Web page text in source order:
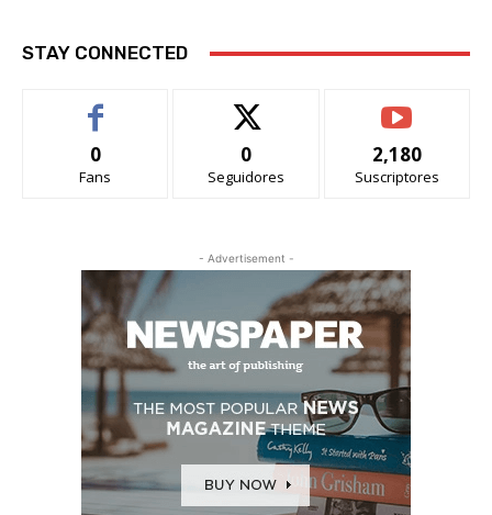
STAY CONNECTED
0
Fans
0
Seguidores
2,180
Suscriptores
- Advertisement -